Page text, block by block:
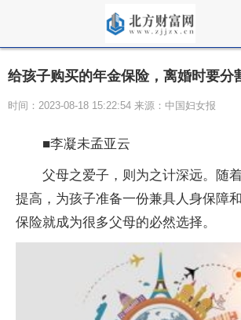
给孩子购买的年金保险，离婚时要分
时间：2023-08-18 15:22:54 来源：中国妇女报
■李凝未孟亚云
父母之爱子，则为之计深远。随
提高，为孩子准备一份兼具人身保障
保险就成为很多父母的必然选择。